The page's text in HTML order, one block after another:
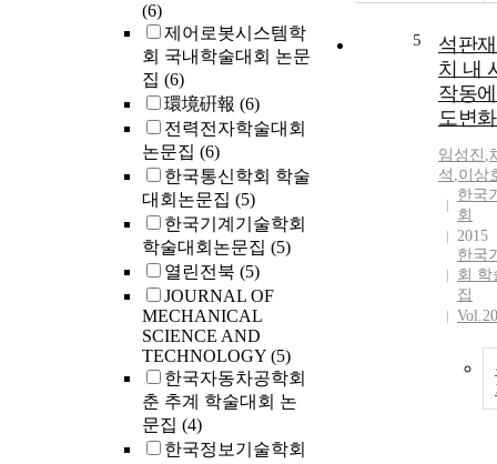
(6)
제어로봇시스템학
회 국내학술대회 논문
집 (6)
環境硏報 (6)
전력전자학술대회
논문집 (6)
한국통신학회 학술
대회논문집 (5)
한국기계기술학회
학술대회논문집 (5)
열린전북 (5)
JOURNAL OF
MECHANICAL
SCIENCE AND
TECHNOLOGY (5)
한국자동차공학회
춘 추계 학술대회 논
문집 (4)
한국정보기술학회
5
석판
치 내
작동
도변
임성진 ,
석 ,이상
한국
회
2015
한국
회 학
집